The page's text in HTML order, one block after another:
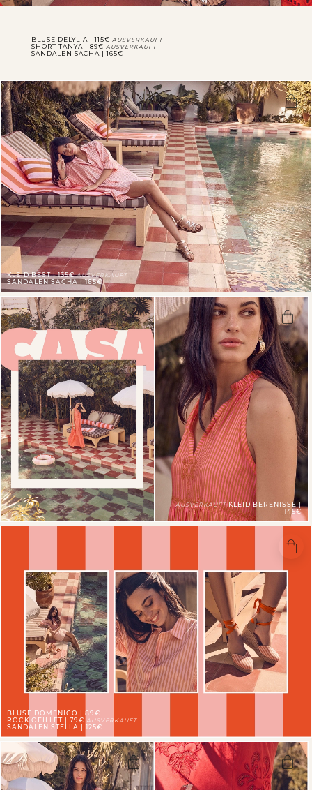
BLUSE DELYLIA | 115€ AUSVERKAUFT
SHORT TANYA | 89€ AUSVERKAUFT
SANDALEN SACHA | 165€
KLEID BEST | 135€AUSVERKAUFT
SANDALEN SACHA | 165€
AUSVERKAUFTKLEID BERENISSE |
145€
BLUSE DOMENICO | 89€
ROCK OEILLET | 79€ AUSVERKAUFT
SANDALEN STELLA | 125€